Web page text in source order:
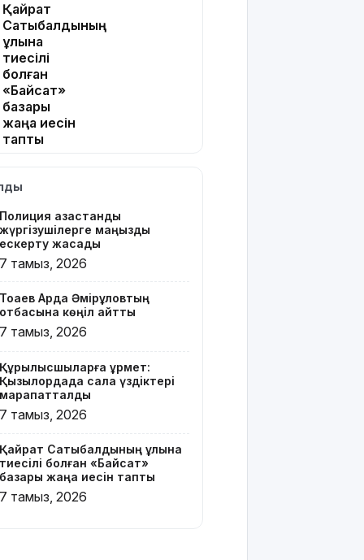
Қайрат
Сатыбалдының
ұлына
тиесілі
болған
«Байсат»
базары
жаңа иесін
тапты
Z белгісі
киген
жолаушы
қызу талқыға
түсті
Президент
Солтүстік
Қазақстан
90
жылдығымен
құттықтады
алаяқтығының
жаңа түрі
туралы
ескерту
Полиция қазақстандық
жүргізушілерге маңызды
ескерту жасады
7 тамыз, 2026
Тоқаев Ардақ Әмірқұловтың
отбасына көңіл айтты
7 тамыз, 2026
Құрылысшыларға құрмет:
Қызылордада сала үздіктері
марапатталды
7 тамыз, 2026
Қайрат Сатыбалдының ұлына
тиесілі болған «Байсат»
базары жаңа иесін тапты
7 тамыз, 2026